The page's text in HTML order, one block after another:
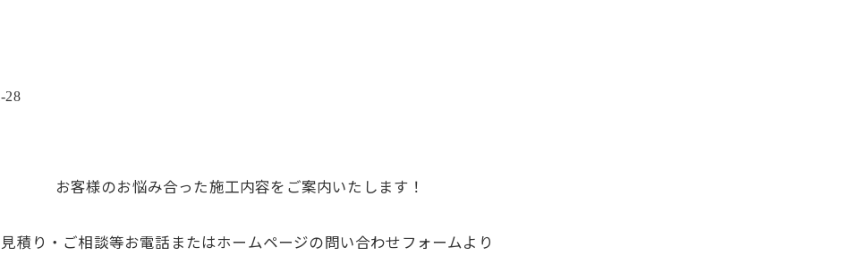
28
お客様のお悩み合った施工内容をご案内いたします！
積り・ご相談等お電話またはホームページの問い合わせフォームより